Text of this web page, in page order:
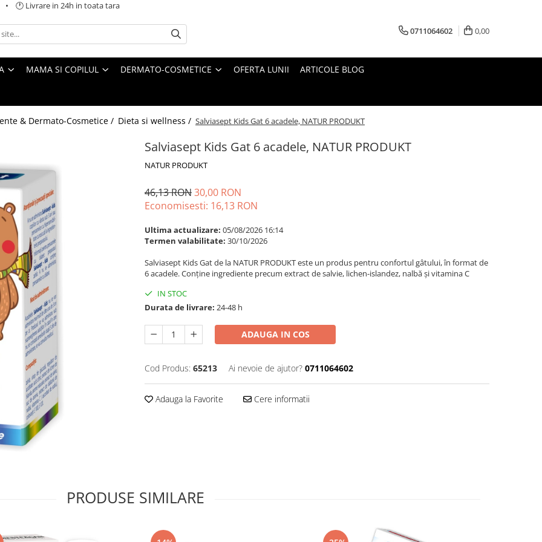
• 🕐 Livrare in 24h in toata tara
0711064602 0,00
MAMA SI COPILUL DERMATO-COSMETICE OFERTA LUNII ARTICOLE BLOG
& Dermato-Cosmetice / Dieta si wellness / Salviasept Kids Gat 6 acadele, NATUR PRODUKT
Salviasept Kids Gat 6 acadele, NATUR PRODUKT
NATUR PRODUKT
46,13 RON30,00 RON
Economisesti: 16,13 RON
Ultima actualizare: 05/08/2026 16:14
Termen valabilitate: 30/10/2026
Salviasept Kids Gat de la NATUR PRODUKT este un produs pentru confortul gâtului, în format de
6 acadele. Conține ingrediente precum extract de salvie, lichen-islandez, nalbă și vitamina C
IN STOC
Durata de livrare: 24-48 h
ADAUGA IN COS
Cod Produs: 65213 Ai nevoie de ajutor? 0711064602
Adauga la Favorite Cere informatii
PRODUSE SIMILARE